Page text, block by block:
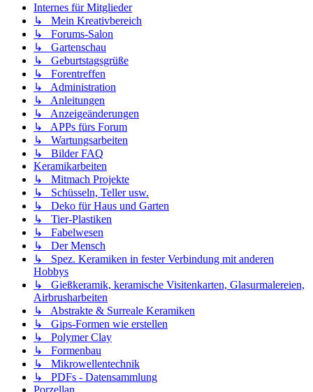
Internes für Mitglieder
↳ Mein Kreativbereich
↳ Forums-Salon
↳ Gartenschau
↳ Geburtstagsgrüße
↳ Forentreffen
↳ Administration
↳ Anleitungen
↳ Anzeigeänderungen
↳ APPs fürs Forum
↳ Wartungsarbeiten
↳ Bilder FAQ
Keramikarbeiten
↳ Mitmach Projekte
↳ Schüsseln, Teller usw.
↳ Deko für Haus und Garten
↳ Tier-Plastiken
↳ Fabelwesen
↳ Der Mensch
↳ Spez. Keramiken in fester Verbindung mit anderen
Hobbys
↳ Gießkeramik, keramische Visitenkarten, Glasurmalereien,
Airbrusharbeiten
↳ Abstrakte & Surreale Keramiken
↳ Gips-Formen wie erstellen
↳ Polymer Clay
↳ Formenbau
↳ Mikrowellentechnik
↳ PDFs - Datensammlung
Porzellan